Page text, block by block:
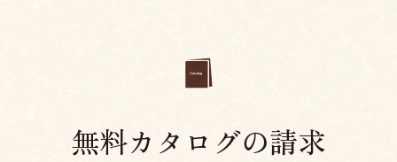
無料カタログの請求